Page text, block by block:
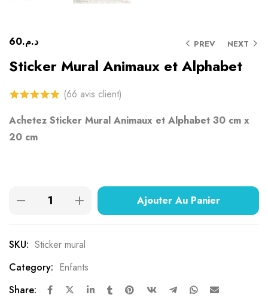
PREV NEXT د.م.60
Sticker Mural Animaux et Alphabet
4.82
sur 5
basé sur
(66 avis client)
Achetez Sticker Mural Animaux et Alphabet 30 cm x
20 cm
Ajouter Au Panier
SKU: Sticker mural
Category: Enfants
Share: